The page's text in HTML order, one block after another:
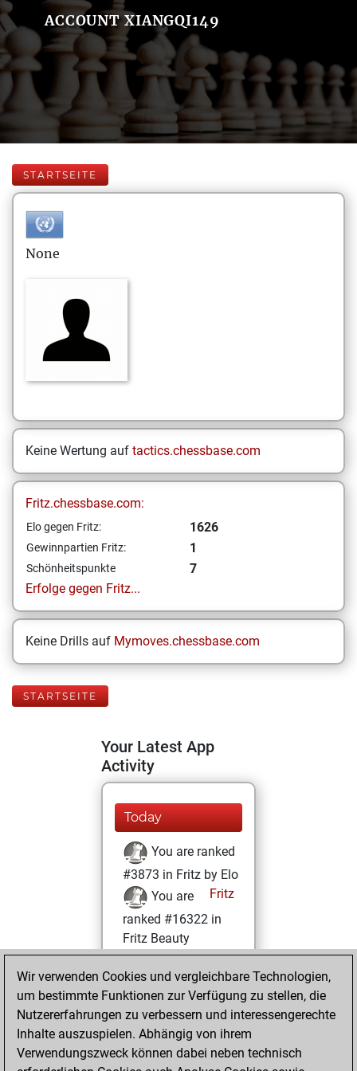
ACCOUNT XIANGQI149
STARTSEITE
None
Keine Wertung auf tactics.chessbase.com
Fritz.chessbase.com:
Elo gegen Fritz: 1626
Gewinnpartien Fritz: 1
Schönheitspunkte
7
Erfolge gegen Fritz...
Keine Drills auf Mymoves.chessbase.com
STARTSEITE
Your Latest App
Activity
Today
You are ranked
#3873 in Fritz by Elo
Fritz
You are
ranked #16322 in
Fritz Beauty
Dienstag, Mai 25,
2021
You won
against Fritz
Fritz
Wir verwenden Cookies und vergleichbare Technologien,
um bestimmte Funktionen zur Verfügung zu stellen, die
Nutzererfahrungen zu verbessern und interessengerechte
Inhalte auszuspielen. Abhängig von ihrem
Verwendungszweck können dabei neben technisch